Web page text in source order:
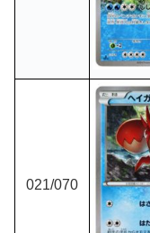
021/070